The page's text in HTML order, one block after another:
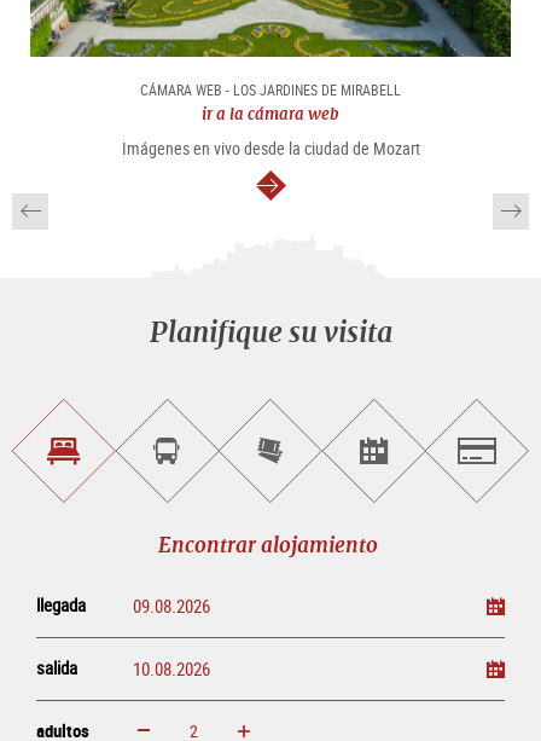
CÁMARA WEB - LOS JARDINES DE MIRABELL
ir a la cámara web
Imágenes en vivo desde la ciudad de Mozart
continuar
Planifique su visita
Encontrar
alojamiento
Reservar
visitas
guiadas
Comprar
entradas
en
Encontrar<br>
eventos
Encontrar alojamiento
llegada
salida
adultos aumentar disminuir